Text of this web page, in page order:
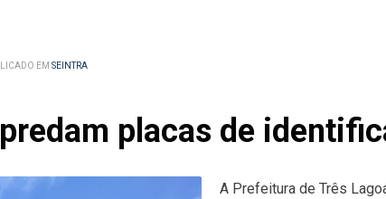
EM SEINTRA
placas de
A Prefeitura de Três